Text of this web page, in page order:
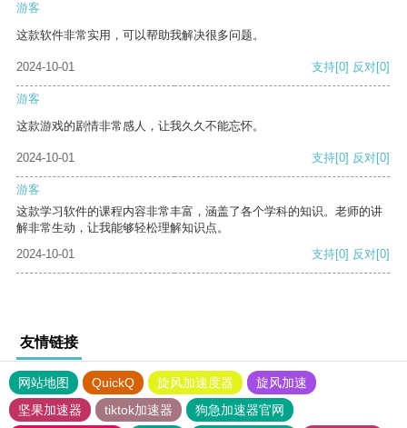
游客
这款软件非常实用，可以帮助我解决很多问题。
2024-10-01 支持[0] 反对[0]
游客
这款游戏的剧情非常感人，让我久久不能忘怀。
2024-10-01 支持[0] 反对[0]
游客
这款学习软件的课程内容非常丰富，涵盖了各个学科的知识。老师的讲
解非常生动，让我能够轻松理解知识点。
2024-10-01
支持[0] 反对[0]
友情链接
网站地图 QuickQ 旋风加速度器
旋风加速
坚果加速器
tiktok加速器 狗急加速器官网